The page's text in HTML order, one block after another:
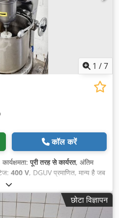
1 /7
कॉल करें
कार्यक्षमता:पूरी तरह से कार्यरत, अंतिम
400 V, DGUV प्रमाणित, मान्य है जब
, कुल वजन:
इलेक्ट्रिकल फ्यूज:16 A, इनपुट आवृत्ति:
छोटा विज्ञापन